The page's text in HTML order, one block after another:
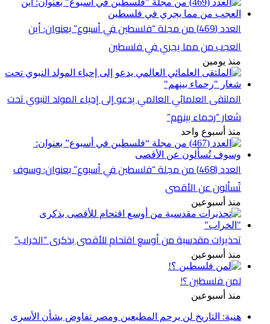
العدد (469) من مجلة “فلسطين في أسبوع” بعنوان: أين
العجب من مما يجري في فلسطين
منذ يومين
الملتقى العلمائي العالمي يدعو إلى إحياء المولد النبوي تحت
شعار “رحماء بينهم”
منذ أسبوع واحد
العدد (468) من مجلة “فلسطين في أسبوع” بعنوان: وسوف
تُسألون عن الأقصى
منذ أسبوعين
تحذيرات مقدسية من أوسع اقتحام للأقصى بذكرى “الخراب”
منذ أسبوعين
لمن فلسطين ؟!
منذ أسبوعين
هنية: التاريخ لن يرحم المطبعين ومصر تفاوض بشأن الأسرى